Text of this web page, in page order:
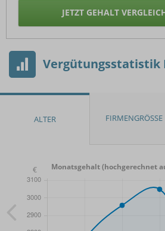
JETZT GEHALT
Vergütungsstatistik
Monatsgehalt (hochgerechnet